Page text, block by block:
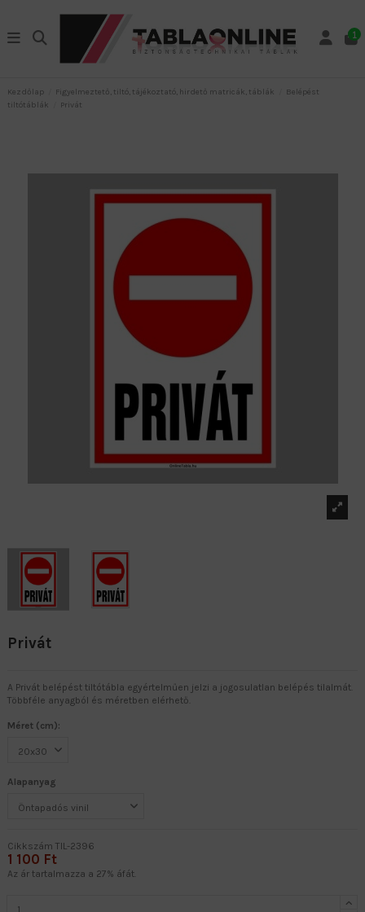
1
Kezdőlap Figyelmeztető, tiltó, tájékoztató, hirdető matricák, táblák
Belépést
tiltótáblák
Privát
Privát
A Privát belépést tiltótábla egyértelműen jelzi a jogosulatlan belépés tilalmát.
Többféle anyagból és méretben elérhető.
Méret (cm):
Alapanyag
Cikkszám TIL-2396
1 100 Ft
Az ár tartalmazza a 27% áfát.